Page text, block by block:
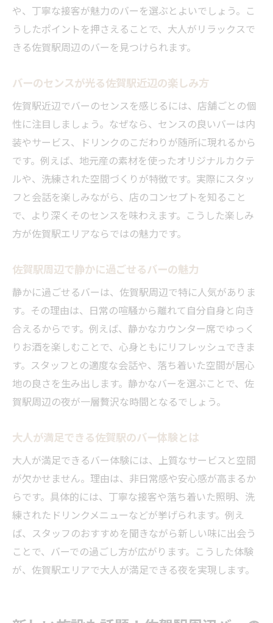
や、丁寧な接客が魅力のバーを選ぶとよいでしょう。こ
うしたポイントを押さえることで、大人がリラックスで
きる佐賀駅周辺のバーを見つけられます。
バーのセンスが光る佐賀駅近辺の楽しみ方
佐賀駅近辺でバーのセンスを感じるには、店舗ごとの個
性に注目しましょう。なぜなら、センスの良いバーは内
装やサービス、ドリンクのこだわりが随所に現れるから
です。例えば、地元産の素材を使ったオリジナルカクテ
ルや、洗練された空間づくりが特徴です。実際にスタッ
フと会話を楽しみながら、店のコンセプトを知ること
で、より深くそのセンスを味わえます。こうした楽しみ
方が佐賀駅エリアならではの魅力です。
佐賀駅周辺で静かに過ごせるバーの魅力
静かに過ごせるバーは、佐賀駅周辺で特に人気がありま
す。その理由は、日常の喧騒から離れて自分自身と向き
合えるからです。例えば、静かなカウンター席でゆっく
りお酒を楽しむことで、心身ともにリフレッシュできま
す。スタッフとの適度な会話や、落ち着いた空間が居心
地の良さを生み出します。静かなバーを選ぶことで、佐
賀駅周辺の夜が一層贅沢な時間となるでしょう。
大人が満足できる佐賀駅のバー体験とは
大人が満足できるバー体験には、上質なサービスと空間
が欠かせません。理由は、非日常感や安心感が高まるか
らです。具体的には、丁寧な接客や落ち着いた照明、洗
練されたドリンクメニューなどが挙げられます。例え
ば、スタッフのおすすめを聞きながら新しい味に出会う
ことで、バーでの過ごし方が広がります。こうした体験
が、佐賀駅エリアで大人が満足できる夜を実現します。